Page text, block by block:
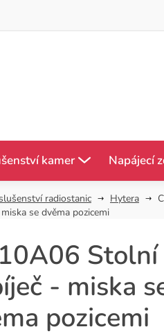
kamer Napájecí
radiostanic Hytera
se dvěma pozicemi
Stolní
- miska
pozicemi